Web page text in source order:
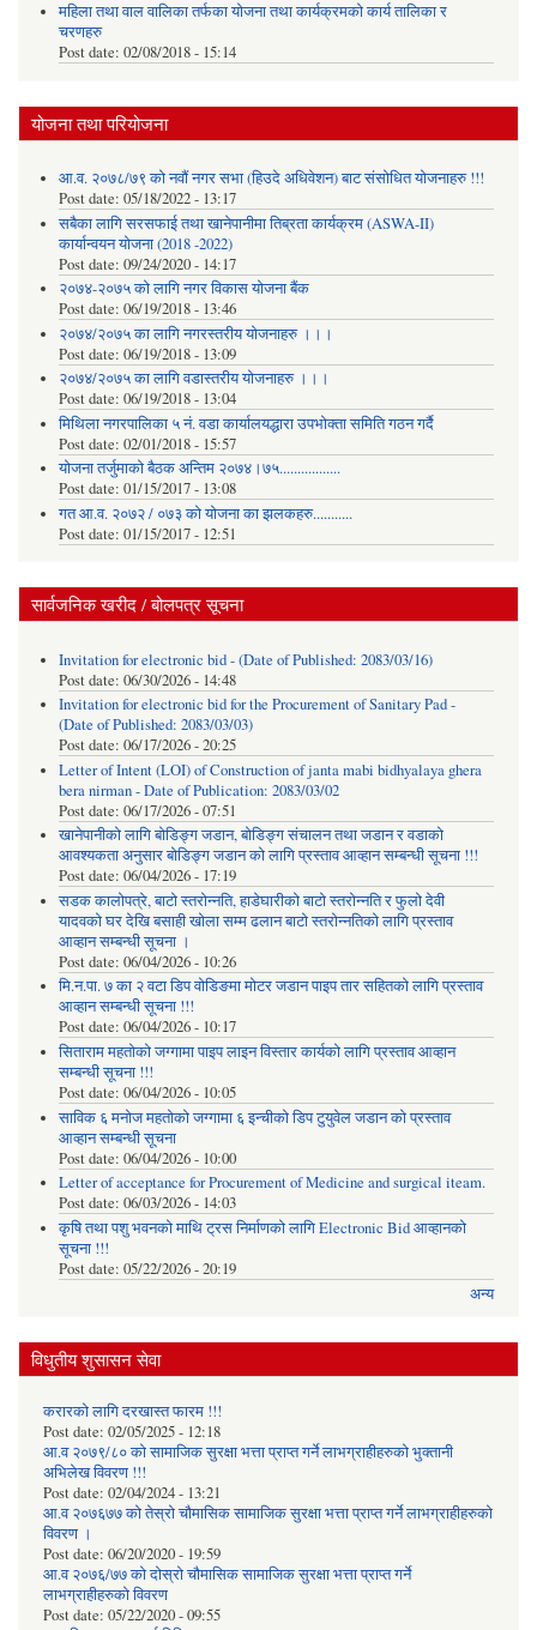
महिला तथा वाल वालिका तर्फका याेजना तथा कार्यक्रमकाे कार्य तालिका र
चरणहरु
Post date: 02/08/2018 - 15:14
योजना तथा परियोजना
आ.व. २०७८/७९ को नवौं नगर सभा (हिउदे अधिवेशन) बाट संसोधित योजनाहरु !!!
Post date: 05/18/2022 - 13:17
सबैका लागि सरसफाई तथा खानेपानीमा तिब्रता कार्यक्रम (ASWA-II)
कार्यान्वयन योजना (2018 -2022)
Post date: 09/24/2020 - 14:17
२०७४-२०७५ को लागि नगर विकास योजना बैंक
Post date: 06/19/2018 - 13:46
२०७४/२०७५ का लागि नगरस्तरीय योजनाहरु ।।।
Post date: 06/19/2018 - 13:09
२०७४/२०७५ का लागि वडास्तरीय योजनाहरु ।।।
Post date: 06/19/2018 - 13:04
मिथिला नगरपालिका ५ नं. वडा कार्यालयद्धारा उपभोक्ता समिति गठन गर्दै
Post date: 02/01/2018 - 15:57
याेजना तर्जुमाकाे बैठक अन्तिम २०७४।७५.................
Post date: 01/15/2017 - 13:08
गत आ.व. २०७२ / ०७३ को योजना का झलकहरु...........
Post date: 01/15/2017 - 12:51
सार्वजनिक खरीद / बोलपत्र सूचना
Invitation for electronic bid - (Date of Published: 2083/03/16)
Post date: 06/30/2026 - 14:48
Invitation for electronic bid for the Procurement of Sanitary Pad -
(Date of Published: 2083/03/03)
Post date: 06/17/2026 - 20:25
Letter of Intent (LOI) of Construction of janta mabi bidhyalaya ghera
bera nirman - Date of Publication: 2083/03/02
Post date: 06/17/2026 - 07:51
खानेपानीको लागि बोडिङ्ग जडान, बोडिङ्ग संचालन तथा जडान र वडाको
आवश्यकता अनुसार बोडिङ्ग जडान को लागि प्रस्ताव आव्हान सम्बन्धी सूचना !!!
Post date: 06/04/2026 - 17:19
सडक कालोपत्रे, बाटो स्तरोन्नति, हाडेघारीको बाटो स्तरोन्नति र फुलो देवी
यादवको घर देखि बसाही खोला सम्म ढलान बाटो स्तरोन्नतिको लागि प्रस्ताव
आव्हान सम्बन्धी सूचना ।
Post date: 06/04/2026 - 10:26
मि.न.पा. ७ का २ वटा डिप वोडिङमा मोटर जडान पाइप तार सहितको लागि प्रस्ताव
आव्हान सम्बन्धी सूचना !!!
Post date: 06/04/2026 - 10:17
सिताराम महतोको जग्गामा पाइप लाइन विस्तार कार्यको लागि प्रस्ताव आव्हान
सम्बन्धी सूचना !!!
Post date: 06/04/2026 - 10:05
साविक ६ मनोज महतोको जग्गामा ६ इन्चीको डिप टुयुवेल जडान को प्रस्ताव
आव्हान सम्बन्धी सूचना
Post date: 06/04/2026 - 10:00
Letter of acceptance for Procurement of Medicine and surgical iteam.
Post date: 06/03/2026 - 14:03
कृषि तथा पशु भवनको माथि ट्रस निर्माणको लागि Electronic Bid आव्हानको
सूचना !!!
Post date: 05/22/2026 - 20:19
अन्य
विधुतीय शुसासन सेवा
करारको लागि दरखास्त फारम !!!
Post date: 02/05/2025 - 12:18
आ.व २०७९/८० को सामाजिक सुरक्षा भत्ता प्राप्त गर्ने लाभग्राहीहरुको भुक्तानी
अभिलेख विवरण !!!
Post date: 02/04/2024 - 13:21
आ.व २०७६७७ को तेस्रो चौमासिक सामाजिक सुरक्षा भत्ता प्राप्त गर्ने लाभग्राहीहरुको
विवरण ।
Post date: 06/20/2020 - 19:59
आ.व २०७६/७७ को दोस्रो चौमासिक सामाजिक सुरक्षा भत्ता प्राप्त गर्ने
लाभग्राहीहरुको विवरण
Post date: 05/22/2020 - 09:55